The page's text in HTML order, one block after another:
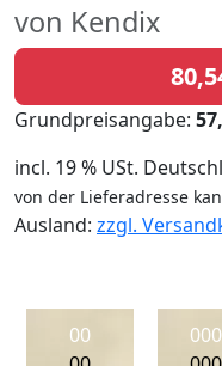
von Kendix
Grundpreisangabe:
incl. 19 % USt.
von der Lieferadresse
Ausland: zzgl.
00